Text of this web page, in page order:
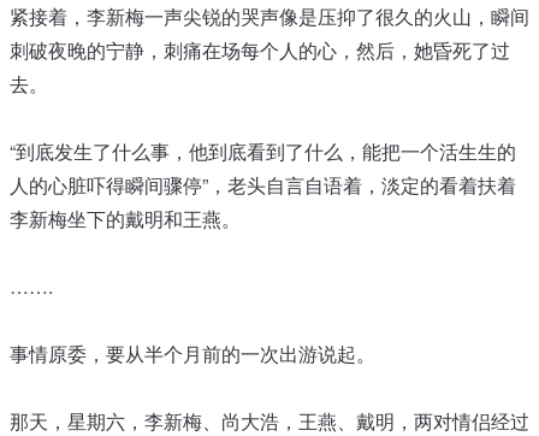
紧接着，李新梅一声尖锐的哭声像是压抑了很久的火山，瞬间
刺破夜晚的宁静，刺痛在场每个人的心，然后，她昏死了过
去。
“到底发生了什么事，他到底看到了什么，能把一个活生生的
人的心脏吓得瞬间骤停”，老头自言自语着，淡定的看着扶着
李新梅坐下的戴明和王燕。
…….
事情原委，要从半个月前的一次出游说起。
那天，星期六，李新梅、尚大浩，王燕、戴明，两对情侣经过